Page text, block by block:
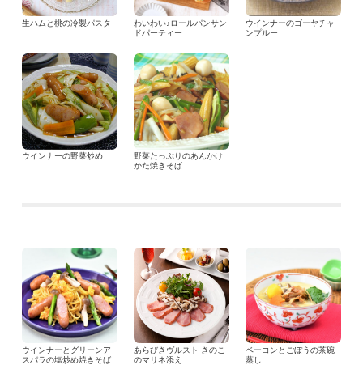
生ハムと桃の冷製パスタ
わいわい♪ロールパンサン
ドパーティー
ウインナーのゴーヤチャ
ンプルー
ウインナーの野菜炒め
野菜たっぷりのあんかけ
かた焼きそば
ウインナーとグリーンア
スパラの塩炒め焼きそば
あらびきヴルスト きのこ
のマリネ添え
ベーコンとごぼうの茶碗
蒸し